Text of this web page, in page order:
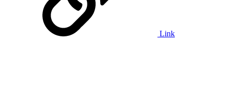
Link